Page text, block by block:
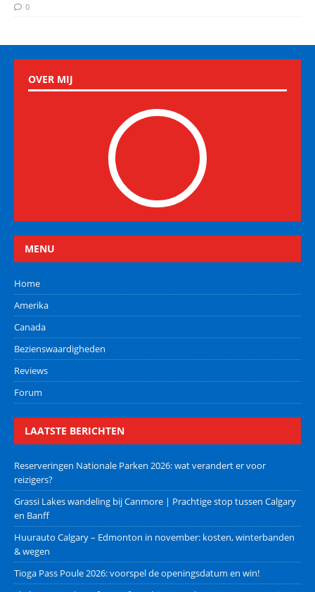
0
OVER MIJ
MENU
Home
Amerika
Canada
Bezienswaardigheden
Reviews
Forum
LAATSTE BERICHTEN
Reserveringen Nationale Parken 2026: wat verandert er voor
reizigers?
Grassi Lakes wandeling bij Canmore | Prachtige stop tussen Calgary
en Banff
Huurauto Calgary – Edmonton in november: kosten, winterbanden
& wegen
Tioga Pass Poule 2026: voorspel de openingsdatum en win!